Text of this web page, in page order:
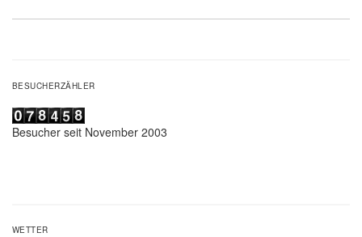
BESUCHERZÄHLER
Besucher seit November 2003
WETTER